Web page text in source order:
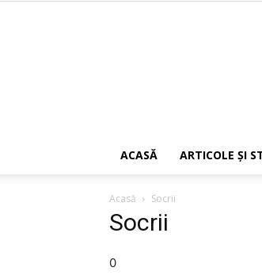
ACASĂ ARTICOLE ŞI
Acasă Socrii
Socrii
0